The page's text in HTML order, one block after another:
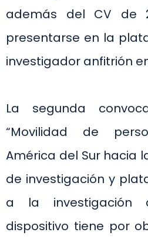
además del CV de
presentarse en la
investigador anfitrión
La segunda
“Movilidad de
América del Sur hacia
de investigación y
a la investigación
dispositivo tiene por